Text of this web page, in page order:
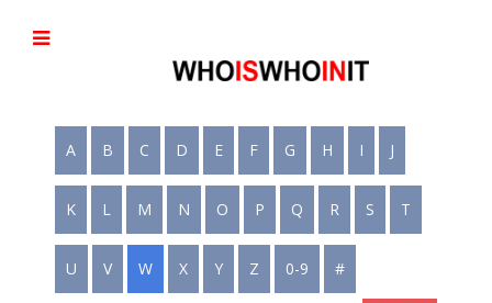
A B C D E F G H I J
K L M N O P Q R S T
U V W X Y Z 0-9 #